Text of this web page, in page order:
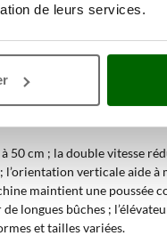
de leurs services.
diamètres et de bois
50 cm ; la double vitesse
verticale aide à
maintient une poussée
longues bûches ;
et tailles variées.